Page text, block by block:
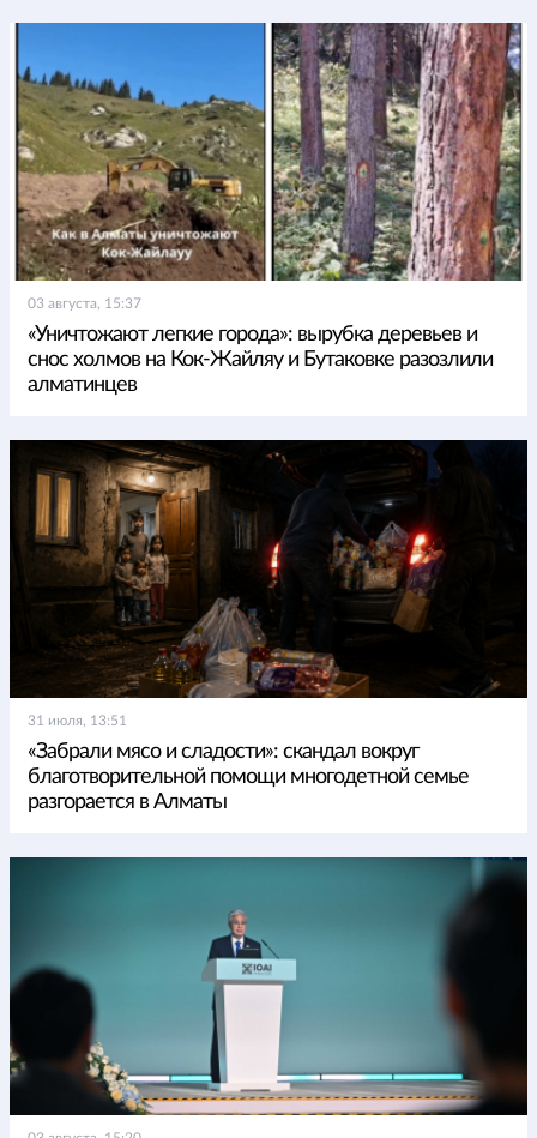
03 августа, 15:37
«Уничтожают легкие города»: вырубка деревьев и
снос холмов на Кок-Жайляу и Бутаковке разозлили
алматинцев
31 июля, 13:51
«Забрали мясо и сладости»: скандал вокруг
благотворительной помощи многодетной семье
разгорается в Алматы